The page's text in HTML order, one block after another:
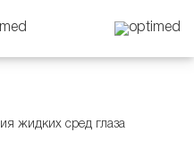
жидких сред глаза